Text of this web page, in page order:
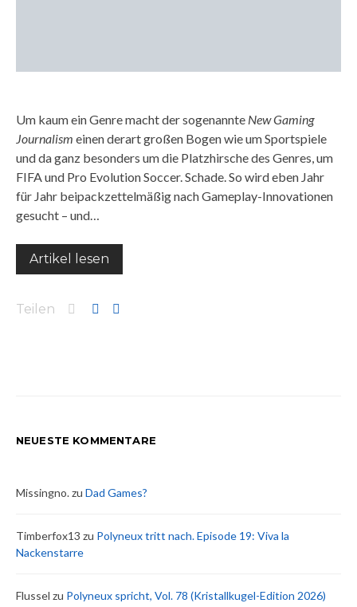
Um kaum ein Genre macht der sogenannte New Gaming
Journalism einen derart großen Bogen wie um Sportspiele
und da ganz besonders um die Platzhirsche des Genres, um
FIFA und Pro Evolution Soccer. Schade. So wird eben Jahr
für Jahr beipackzettelmäßig nach Gameplay-Innovationen
gesucht – und…
Artikel lesen
Teilen
NEUESTE KOMMENTARE
Missingno.zu Dad Games?
Timberfox13 zu Polyneux tritt nach. Episode 19: Viva la
Nackenstarre
Flussel zu Polyneux spricht, Vol. 78 (Kristallkugel-Edition 2026)